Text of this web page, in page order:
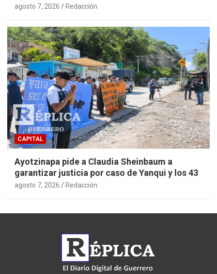
agosto 7, 2026 Redacción
CAPITAL
Ayotzinapa pide a Claudia Sheinbaum a
garantizar justicia por caso de Yanqui y los 43
agosto 7, 2026 Redacción